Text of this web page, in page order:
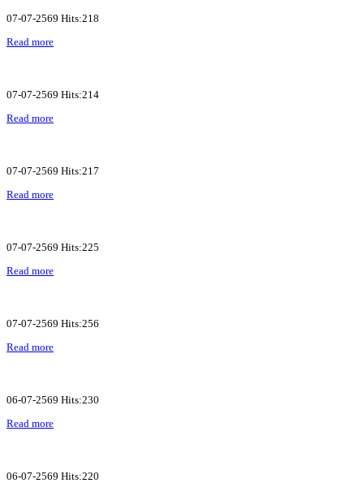
07-07-2569 Hits:218
Read more
07-07-2569 Hits:214
Read more
07-07-2569 Hits:217
Read more
07-07-2569 Hits:225
Read more
07-07-2569 Hits:256
Read more
06-07-2569 Hits:230
Read more
06-07-2569 Hits:220